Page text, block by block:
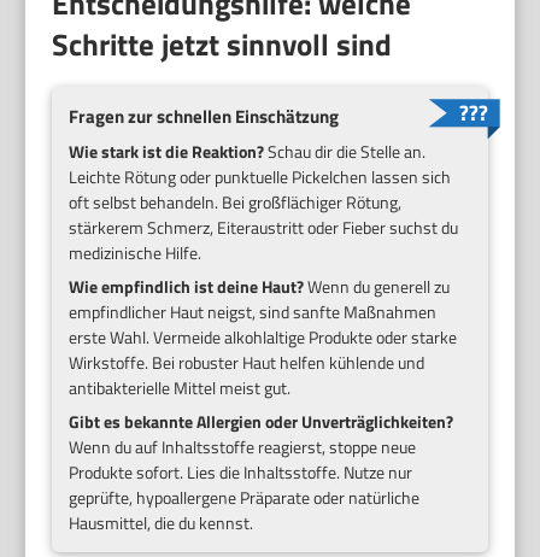
Schritte jetzt sinnvoll sind
Fragen zur schnellen Einschätzung
Wie stark ist die Reaktion?Schau dir die Stelle an.
Leichte Rötung oder punktuelle Pickelchen lassen sich
oft selbst behandeln. Bei großflächiger Rötung,
stärkerem Schmerz, Eiteraustritt oder Fieber suchst du
medizinische Hilfe.
Wie empfindlich ist deine Haut?Wenn du generell zu
empfindlicher Haut neigst, sind sanfte Maßnahmen
erste Wahl. Vermeide alkohlaltige Produkte oder starke
Wirkstoffe. Bei robuster Haut helfen kühlende und
antibakterielle Mittel meist gut.
Gibt es bekannte Allergien oder Unverträglichkeiten?
Wenn du auf Inhaltsstoffe reagierst, stoppe neue
Produkte sofort. Lies die Inhaltsstoffe. Nutze nur
geprüfte, hypoallergene Präparate oder natürliche
Hausmittel, die du kennst.